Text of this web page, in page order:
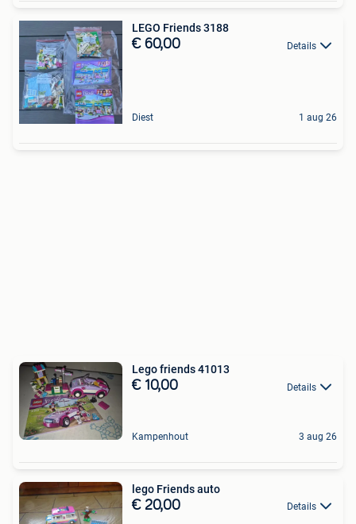
LEGO Friends 3188
€ 60,00 Details
Diest 1 aug 26
Lego friends 41013
€ 10,00 Details
Kampenhout 3 aug 26
lego Friends auto
€ 20,00 Details